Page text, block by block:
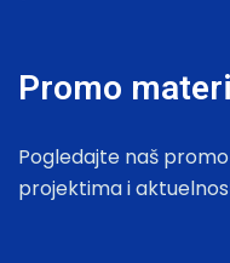
Promo
Pogledajte naš
projektima i